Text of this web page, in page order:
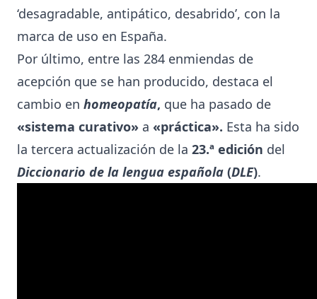
‘desagradable, antipático, desabrido’, con la
marca de uso en España.
Por último, entre las 284 enmiendas de
acepción que se han producido, destaca el
cambio en homeopatía, que ha pasado de
«sistema curativo» a «práctica». Esta ha sido
la tercera actualización de la 23.ª edición del
Diccionario de la lengua española (DLE).